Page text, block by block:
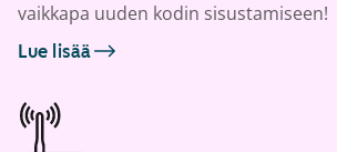
vaikkapa uuden kodin sisustamiseen!
Lue lisää